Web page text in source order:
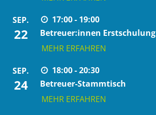
SEP.
22
17:00 - 19:00
Betreuer:innen Erstschulung
MEHR ERFAHREN
SEP.
24
18:00 - 20:30
Betreuer-Stammtisch
MEHR ERFAHREN